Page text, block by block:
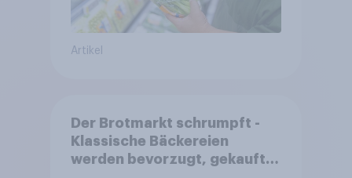
Artikel
Der Brotmarkt schrumpft -
Klassische Bäckereien
werden bevorzugt, gekauft